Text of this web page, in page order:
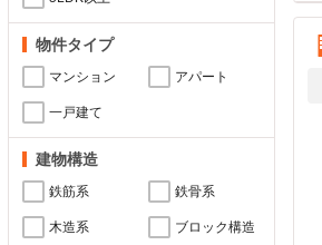
物件タイプ
マンション アパート
一戸建て
建物構造
鉄筋系 鉄骨系
木造系 ブロック構造